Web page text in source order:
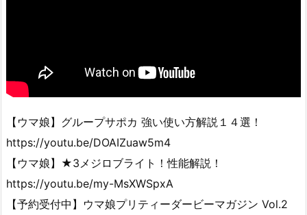
【ウマ娘】グループサポカ 強い使い方解説１４選！
https://youtu.be/DOAIZuaw5m4
【ウマ娘】★3メジロブライト！性能解説！
https://youtu.be/my-MsXWSpxA
【予約受付中】ウマ娘プリティーダービーマガジン Vol.2